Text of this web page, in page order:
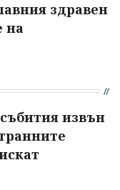
здравен
на
извън